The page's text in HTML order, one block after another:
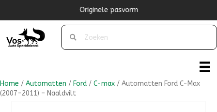
Originele pasvorm
Home / Automatten / Ford / C-max / Automatten Ford C-Max
(2007-2011) – Naaldvilt